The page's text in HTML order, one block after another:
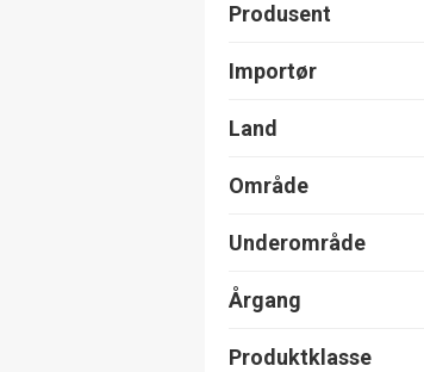
Produsent
Importør
Land
Område
Underområde
Årgang
Produktklasse